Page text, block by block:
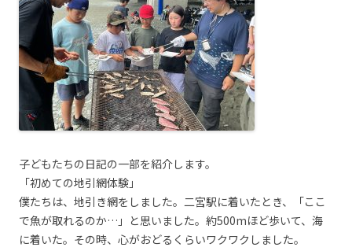
子どもたちの日記の一部を紹介します。
「初めての地引網体験」
僕たちは、地引き網をしました。二宮駅に着いたとき、「ここ
で魚が取れるのか…」と思いました。約500mほど歩いて、海
に着いた。その時、心がおどるくらいワクワクしました。